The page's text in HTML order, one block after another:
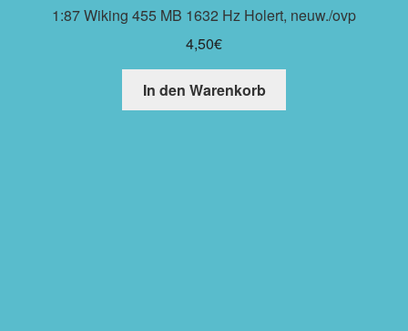
1:87 Wiking 455 MB 1632 Hz Holert, neuw./ovp
4,50€
In den Warenkorb